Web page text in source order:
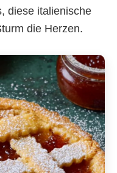
diese italienische
die Herzen.